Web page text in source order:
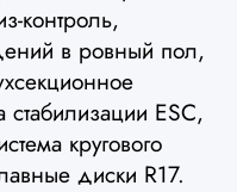
контроль,
в ровный пол,
стабилизации ESC,
кругового
диски R17.